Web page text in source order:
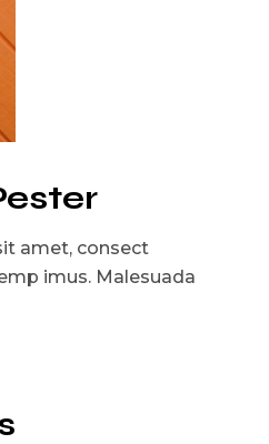
amet, consect
imus. Malesuada